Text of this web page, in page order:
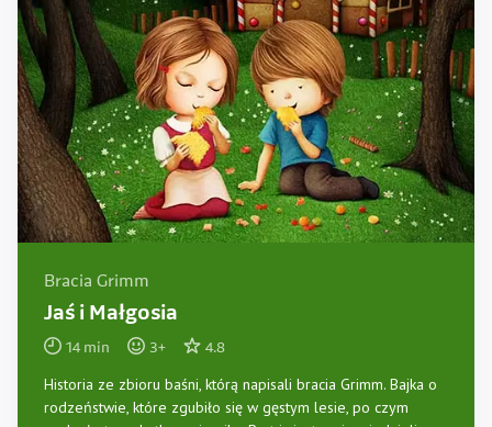
Bracia Grimm
Jaś i Małgosia
14min 3+ 4.8
Historia ze zbioru baśni, którą napisali bracia Grimm. Bajka o
rodzeństwie, które zgubiło się w gęstym lesie, po czym